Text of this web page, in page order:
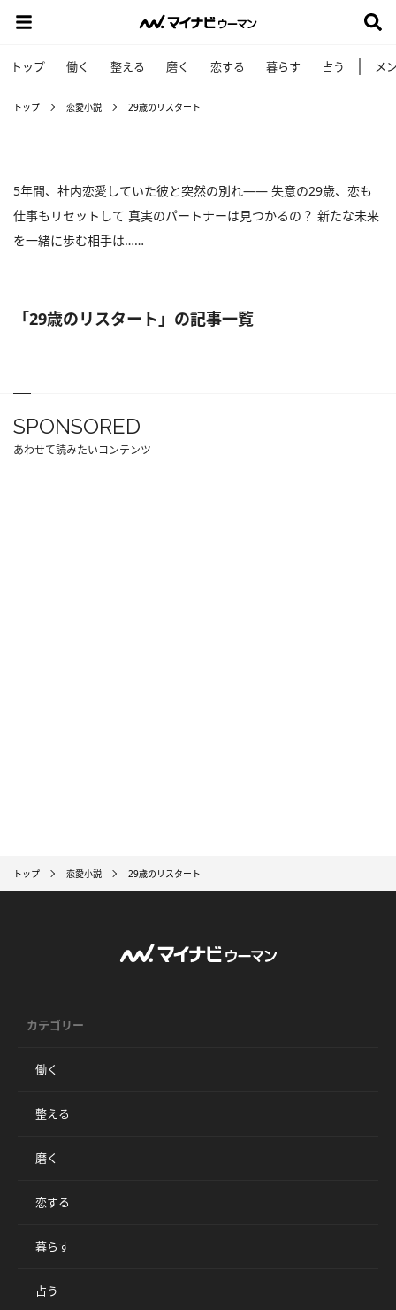
トップ 働く 整える 磨く 恋する 暮らす 占う メ
トップ 恋愛小説 29歳のリスタート
5年間、社内恋愛していた彼と突然の別れ―― 失意の29歳、恋も
仕事もリセットして 真実のパートナーは見つかるの？ 新たな未来
を一緒に歩む相手は……
「29歳のリスタート」の記事一覧
SPONSORED
あわせて読みたいコンテンツ
トップ 恋愛小説 29歳のリスタート
カテゴリー
働く
整える
磨く
恋する
暮らす
占う